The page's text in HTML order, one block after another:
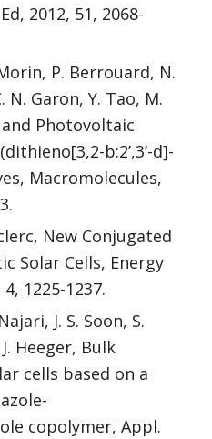
2012, 51, 2068-
P. Berrouard, N.
N. Garon, Y. Tao, M.
Photovoltaic
b:2’,3’-d]-
Macromolecules,
New Conjugated
Solar Cells, Energy
1225-1237.
J. S. Soon, S.
Heeger, Bulk
cells based on a
copolymer, Appl.